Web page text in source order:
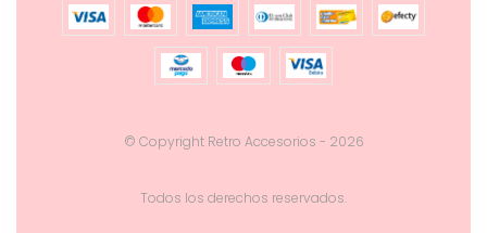
© Copyright Retro Accesorios - 2026
Todos los derechos reservados.